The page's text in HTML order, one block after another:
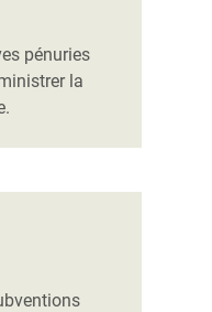
pénuries
la